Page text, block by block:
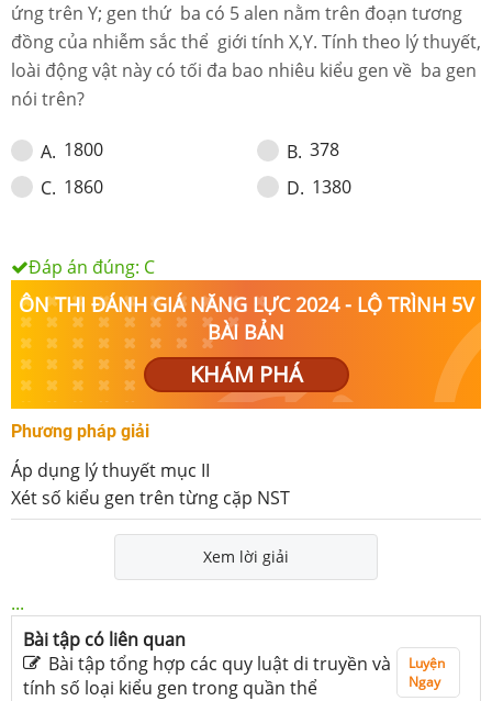
ứng trên Y; gen thứ ba có 5 alen nằm trên đoạn tương
đồng của nhiễm sắc thể giới tính X,Y. Tính theo lý thuyết,
loài động vật này có tối đa bao nhiêu kiểu gen về ba gen
nói trên?
A. 1800 B. 378
C. 1860 D. 1380
Đáp án đúng: C
ÔN THI ĐÁNH GIÁ NĂNG LỰC 2024 - LỘ TRÌNH 5V
BÀI BẢN
KHÁM PHÁ
Phương pháp giải
Áp dụng lý thuyết mục II
Xét số kiểu gen trên từng cặp NST
Xem lời giải
...
Bài tập có liên quan
Bài tập tổng hợp các quy luật di truyền và
tính số loại kiểu gen trong quần thể
Luyện
Ngay